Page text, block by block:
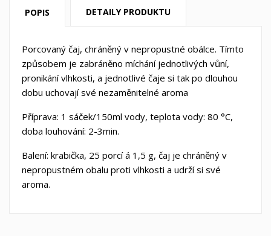
POPIS DETAILY PRODUKTU
Porcovaný čaj, chráněný v nepropustné obálce. Tímto
způsobem je zabráněno míchání jednotlivých vůní,
pronikání vlhkosti, a jednotlivé čaje si tak po dlouhou
dobu uchovají své nezaměnitelné aroma
Příprava: 1 sáček/150ml vody, teplota vody: 80 °C,
doba louhování: 2-3min.
Balení: krabička, 25 porcí á 1,5 g, čaj je chráněný v
nepropustném obalu proti vlhkosti a udrží si své
aroma.
Můj seznam přání
add_circle_outlineVytvořit nový seznam
((title))
((label))
Přihlásit se
Musíte být přihlášen, abyste si mohli výrobky uložit do